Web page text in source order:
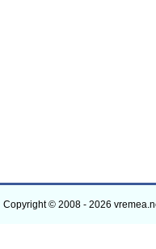
Copyright © 2008 - 2026